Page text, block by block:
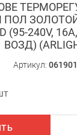
ЗОЛОТОЙ
(95-240V,
ВОЗД)
Артикул: